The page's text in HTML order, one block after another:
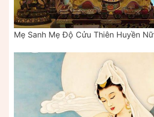
Mẹ Sanh Mẹ Độ Cửu Thiên Huyền Nữ